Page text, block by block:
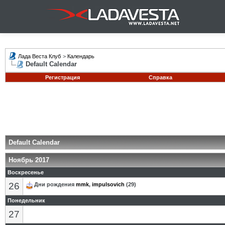
Лада Веста Клуб > Календарь
Default Calendar
Регистрация Справка
Default Calendar
Ноябрь 2017
Воскресенье
26 Дни рождения mmk, impulsovich (29)
Понедельник
27